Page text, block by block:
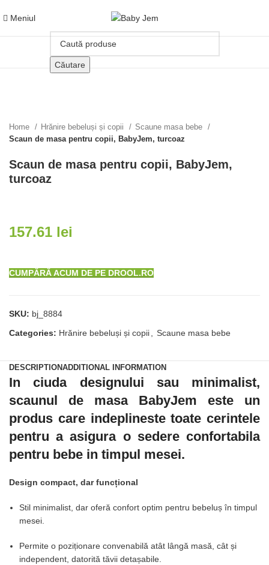
Meniul
Căutare
Home Hrănire bebeluși și copii
Scaune masa bebe
Scaun de masa pentru copii, BabyJem, turcoaz
Scaun de masa pentru copii, BabyJem,
turcoaz
157.61 lei
CUMPĂRĂ ACUM DE PE DROOL.RO
SKU: bj_8884
Categories: Hrănire bebeluși și copii, Scaune masa bebe
DESCRIPTIONADDITIONAL INFORMATION
In ciuda designului sau minimalist,
scaunul de masa BabyJem este un
produs care indeplineste toate cerintele
pentru a asigura o sedere confortabila
pentru bebe in timpul mesei.
Design compact, dar funcțional
Stil minimalist, dar oferă confort optim pentru bebeluș în timpul
mesei.
Permite o poziționare convenabilă atât lângă masă, cât și
independent, datorită tăvii detașabile.